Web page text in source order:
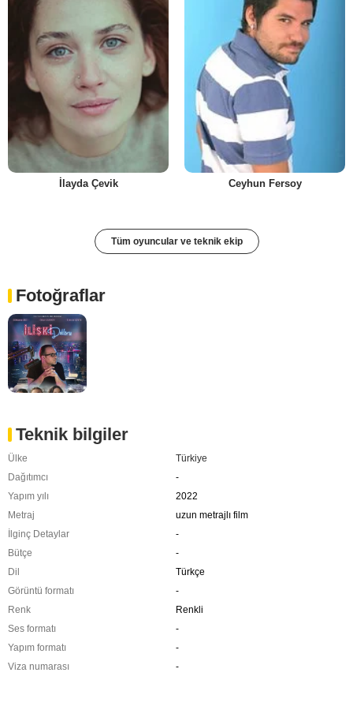
İlayda Çevik Ceyhun Fersoy
Tüm oyuncular ve teknik ekip
Fotoğraflar
Teknik bilgiler
Ülke
Türkiye
Dağıtımcı
-
Yapım yılı
2022
Metraj
uzun metrajlı film
İlginç Detaylar
-
Bütçe
-
Dil
Türkçe
Görüntü formatı
-
Renk
Renkli
Ses formatı
-
Yapım formatı
-
Viza numarası
-